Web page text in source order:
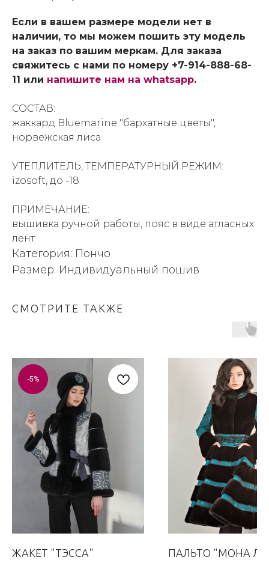
Если в вашем размере модели нет в
наличии, то мы можем пошить эту модель
на заказ по вашим меркам. Для заказа
свяжитесь с нами по номеру +7-914-888-68-
11 или напишите нам на whatsapp.
СОСТАВ:
жаккард Bluemarine "бархатные цветы",
норвежская лиса
УТЕПЛИТЕЛЬ, ТЕМПЕРАТУРНЫЙ РЕЖИМ:
izosoft, до -18
ПРИМЕЧАНИЕ:
вышивка ручной работы, пояс в виде атласных
лент
Категория: Пончо
Размер: Индивидуальный пошив
СМОТРИТЕ ТАКЖЕ
-5%
ЖАКЕТ "ТЭССА" ПАЛЬТО "МОНА